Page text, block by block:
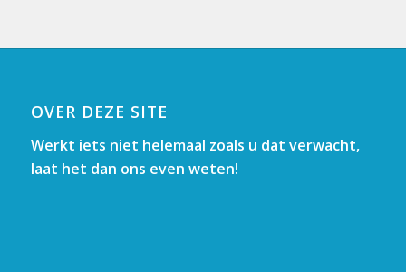
OVER DEZE SITE
Werkt iets niet helemaal zoals u dat verwacht,
laat het dan ons even weten!